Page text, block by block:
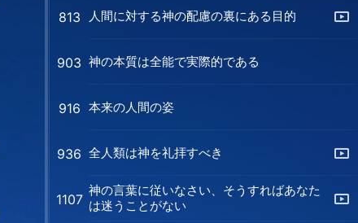
813 人間に対する神の配慮の裏にある目的
903 神の本質は全能で実際的である
916 本来の人間の姿
936 全人類は神を礼拝すべき
1107
神の言葉に従いなさい、そうすればあなた
は迷うことがない